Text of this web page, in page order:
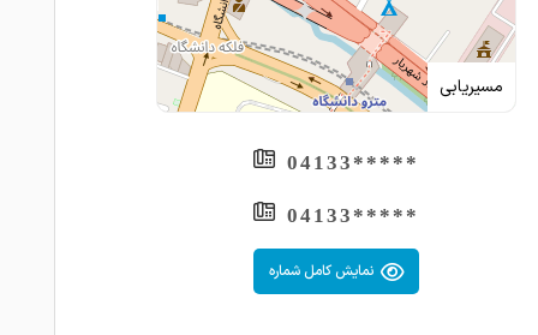
مسیریابی
*****04133
*****04133
نمایش کامل شماره